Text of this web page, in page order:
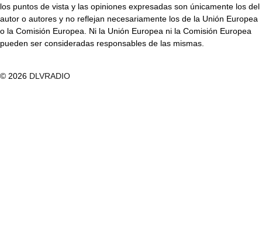
los puntos de vista y las opiniones expresadas son únicamente los del
autor o autores y no reflejan necesariamente los de la Unión Europea
o la Comisión Europea. Ni la Unión Europea ni la Comisión Europea
pueden ser consideradas responsables de las mismas.
© 2026 DLVRADIO